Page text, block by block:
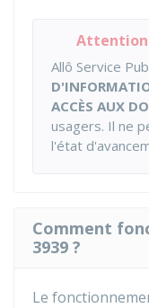
Attention
Allô Service
ACCÈS AUX
usagers. Il ne
l'état
Comment
3939 ?
Le